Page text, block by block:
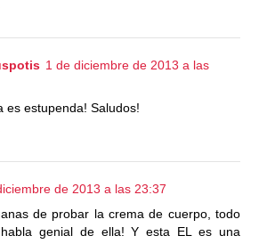
1 de diciembre de 2013 a las
es estupenda! Saludos!
de 2013 a las 23:37
de probar la crema de cuerpo, todo
genial de ella! Y esta EL es una